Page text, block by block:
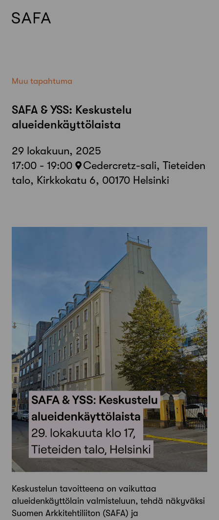
Muu tapahtuma
SAFA & YSS: Keskustelu
alueidenkäyttölaista
29 lokakuun, 2025
17:00 - 19:00
Cedercretz-sali, Tieteiden
talo, Kirkkokatu 6, 00170 Helsinki
Keskustelun tavoitteena on vaikuttaa
alueidenkäyttölain valmisteluun, tehdä näkyväksi
Suomen Arkkitehtiliiton (SAFA) ja